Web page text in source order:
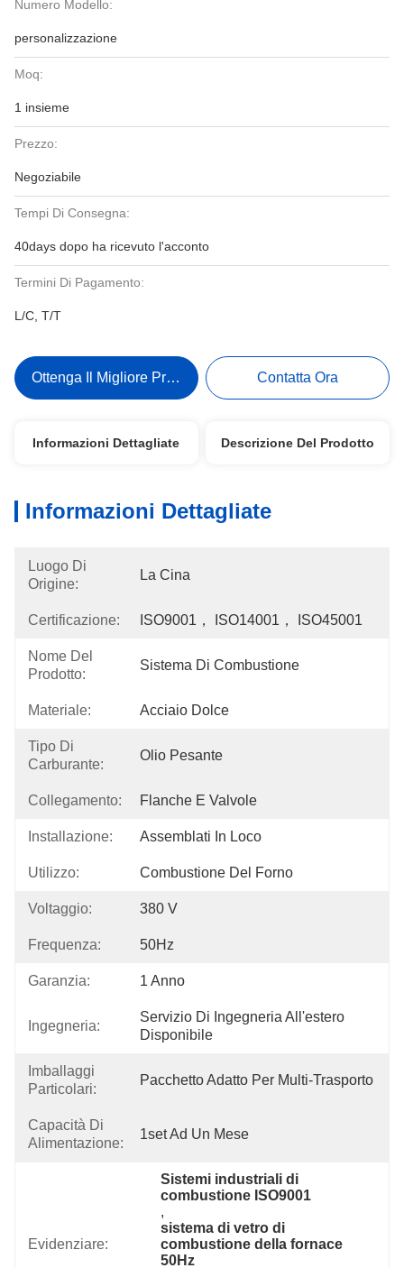
Numero Modello:
personalizzazione
Moq:
1 insieme
Prezzo:
Negoziabile
Tempi Di Consegna:
40days dopo ha ricevuto l'acconto
Termini Di Pagamento:
L/C, T/T
Ottenga Il Migliore Prezzo Contatta Ora
Informazioni Dettagliate Descrizione Del Prodotto
Informazioni Dettagliate
Luogo Di
Origine:
La Cina
Certificazione: ISO9001， ISO14001， ISO45001
Nome Del
Prodotto:
Sistema Di Combustione
Materiale: Acciaio Dolce
Tipo Di
Carburante:
Olio Pesante
Collegamento: Flanche E Valvole
Installazione: Assemblati In Loco
Utilizzo: Combustione Del Forno
Voltaggio: 380 V
Frequenza: 50Hz
Garanzia: 1 Anno
Ingegneria:
Servizio Di Ingegneria All'estero
Disponibile
Imballaggi
Particolari:
Pacchetto Adatto Per Multi-Trasporto
Capacità Di
Alimentazione:
1set Ad Un Mese
Evidenziare:
Sistemi industriali di
combustione ISO9001
,
sistema di vetro di
combustione della fornace
50Hz